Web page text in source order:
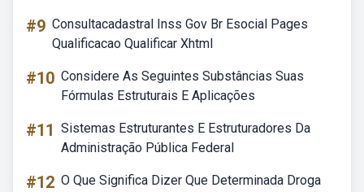
#9 Consultacadastral Inss Gov Br Esocial Pages
Qualificacao Qualificar Xhtml
#10 Considere As Seguintes Substâncias Suas
Fórmulas Estruturais E Aplicações
#11 Sistemas Estruturantes E Estruturadores Da
Administração Pública Federal
#12 O Que Significa Dizer Que Determinada Droga